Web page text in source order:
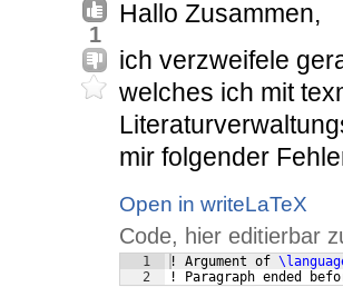
1
Hallo Zusammen,
ich verzweifele
welches ich mit
mir folgender
Open in writeLaTeX
Code, hier editierbar
1
2
! Argument of
! Paragraph ended